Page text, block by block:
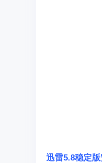
迅雷5.8稳定